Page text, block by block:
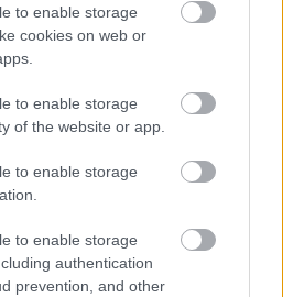
to enable storage
cookies on web or
to enable storage
of the website or app.
to enable storage
to enable storage
authentication
prevention, and other
és
működéséről és jövőjéről,
az Európai Fesztivál
is csatlakozott. Előadásában
európai
alapjául jórészt a
működő regisztrációs és